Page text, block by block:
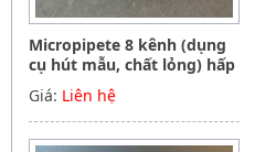
Micropipete 8 kênh (dụng
cụ hút mẫu, chất lỏng) hấp
tiệt trùng 0.5-10ul, Hãng
Phoenix instrument
Germany
Giá: Liên hệ